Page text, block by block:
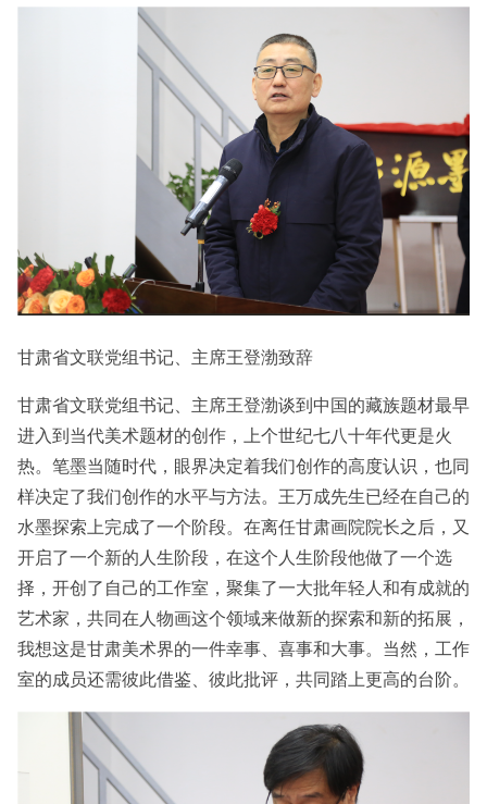
甘肃省文联党组书记、主席王登渤致辞
甘肃省文联党组书记、主席王登渤谈到中国的藏族题材最早
进入到当代美术题材的创作，上个世纪七八十年代更是火
热。笔墨当随时代，眼界决定着我们创作的高度认识，也同
样决定了我们创作的水平与方法。王万成先生已经在自己的
水墨探索上完成了一个阶段。在离任甘肃画院院长之后，又
开启了一个新的人生阶段，在这个人生阶段他做了一个选
择，开创了自己的工作室，聚集了一大批年轻人和有成就的
艺术家，共同在人物画这个领域来做新的探索和新的拓展，
我想这是甘肃美术界的一件幸事、喜事和大事。当然，工作
室的成员还需彼此借鉴、彼此批评，共同踏上更高的台阶。